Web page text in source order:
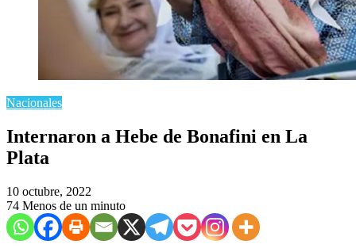
Nacionales
Internaron a Hebe de Bonafini en La
Plata
10 octubre, 2022
74 Menos de un minuto